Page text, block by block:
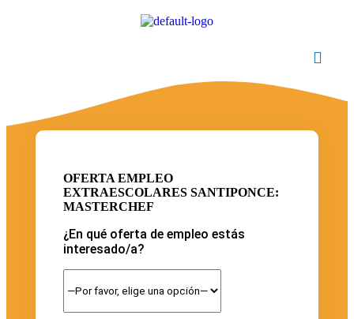
OFERTA EMPLEO
EXTRAESCOLARES SANTIPONCE:
MASTERCHEF
¿En qué oferta de empleo estás
interesado/a?